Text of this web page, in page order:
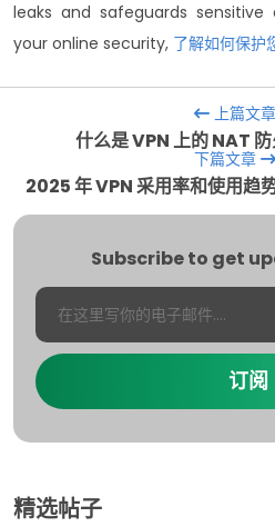
leaks and safeguards
your online security, 了解如何保护
上篇文章
什么是 VPN 上的 NAT
下篇文章
2025 年 VPN 采用率和使用趋
Subscribe to get
订阅
精选帖子